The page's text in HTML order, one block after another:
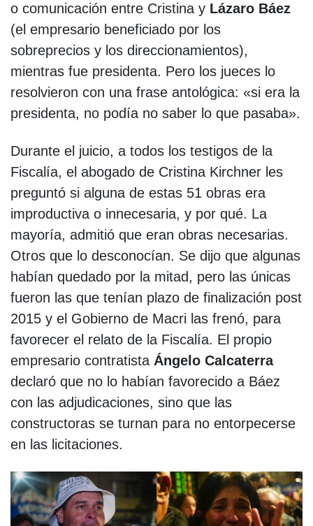
o comunicación entre Cristina y Lázaro Báez
(el empresario beneficiado por los
sobreprecios y los direccionamientos),
mientras fue presidenta. Pero los jueces lo
resolvieron con una frase antológica: «si era la
presidenta, no podía no saber lo que pasaba».
Durante el juicio, a todos los testigos de la
Fiscalía, el abogado de Cristina Kirchner les
preguntó si alguna de estas 51 obras era
improductiva o innecesaria, y por qué. La
mayoría, admitió que eran obras necesarias.
Otros que lo desconocían. Se dijo que algunas
habían quedado por la mitad, pero las únicas
fueron las que tenían plazo de finalización post
2015 y el Gobierno de Macri las frenó, para
favorecer el relato de la Fiscalía. El propio
empresario contratista Ángelo Calcaterra
declaró que no lo habían favorecido a Báez
con las adjudicaciones, sino que las
constructoras se turnan para no entorpecerse
en las licitaciones.